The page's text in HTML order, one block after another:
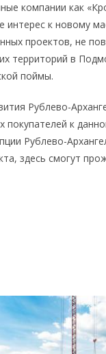
компании как
к новому
проектов, не
территорий в
поймы.
Рублево-
покупателей к
Рублево-
здесь смогут